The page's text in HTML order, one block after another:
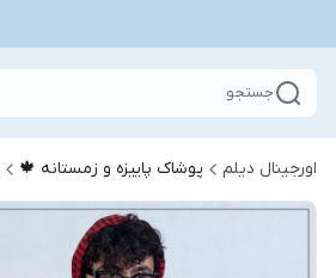
جستجو
اورجینال دیلم پوشاک پاییزه و زمستانه 🍁